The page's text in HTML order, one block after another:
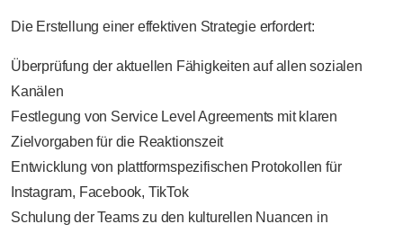
Die Erstellung einer effektiven Strategie erfordert:
Überprüfung der aktuellen Fähigkeiten auf allen sozialen
Kanälen
Festlegung von Service Level Agreements mit klaren
Zielvorgaben für die Reaktionszeit
Entwicklung von plattformspezifischen Protokollen für
Instagram, Facebook, TikTok
Schulung der Teams zu den kulturellen Nuancen in